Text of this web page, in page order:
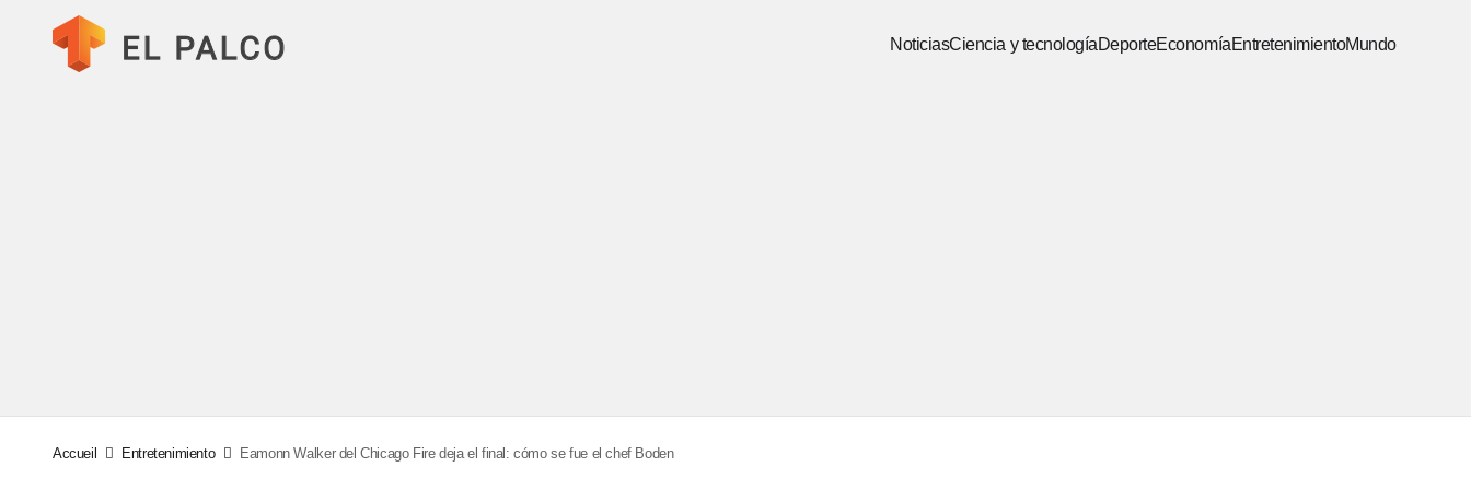
NoticiasCiencia y tecnologíaDeporteEconomíaEntretenimientoMundo
Accueil Entretenimiento Eamonn Walker del Chicago Fire deja el final: cómo se fue el chef Boden